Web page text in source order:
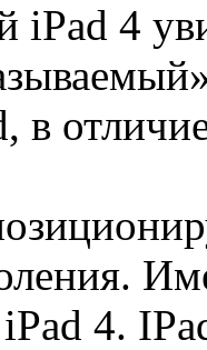
iPad 4
в
iPad 4.